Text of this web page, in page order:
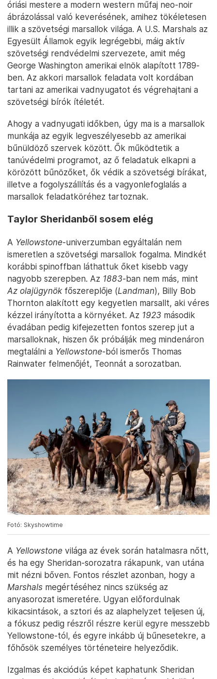
óriási mestere a modern western műfaj neo-noir
ábrázolással való keverésének, amihez tökéletesen
illik a szövetségi marsallok világa. A U.S. Marshals az
Egyesült Államok egyik legrégebbi, máig aktív
szövetségi rendvédelmi szervezete, amit még
George Washington amerikai elnök alapított 1789-
ben. Az akkori marsallok feladata volt kordában
tartani az amerikai vadnyugatot és végrehajtani a
szövetségi bírók ítéletét.
Ahogy a vadnyugati időkben, úgy ma is a marsallok
munkája az egyik legveszélyesebb az amerikai
bűnüldöző szervek között. Ők működtetik a
tanúvédelmi programot, az ő feladatuk elkapni a
körözött bűnözőket, ők védik a szövetségi bírákat,
illetve a fogolyszállítás és a vagyonlefoglalás a
marsallok feladatköréhez tartoznak.
Taylor Sheridanből sosem elég
A Yellowstone-univerzumban egyáltalán nem
ismeretlen a szövetségi marsallok fogalma. Mindkét
korábbi spinoffban láthattuk őket kisebb vagy
nagyobb szerepben. Az 1883-ban nem más, mint
Az olajügynökfőszereplője (Landman), Billy Bob
Thornton alakított egy kegyetlen marsallt, aki véres
kézzel irányította a környéket. Az 1923 második
évadában pedig kifejezetten fontos szerep jut a
marsalloknak, hiszen ők próbálják meg mindenáron
megtalálni a Yellowstone-ból ismerős Thomas
Rainwater felmenőjét, Teonnát a sorozatban.
Fotó: Skyshowtime
A Yellowstone világa az évek során hatalmasra nőtt,
és ha egy Sheridan-sorozatra rákapunk, van utána
mit nézni bőven. Fontos részlet azonban, hogy a
Marshals megértéséhez nincs szükség az
anyasorozat ismeretére. Ugyan előfordulnak
kikacsintások, a sztori és az alaphelyzet teljesen új,
a fókusz pedig részről részre kerül egyre messzebb
Yellowstone-tól, és egyre inkább új bűnesetekre, a
főhősök személyes történeteire helyeződik.
Izgalmas és akciódús képet kaphatunk Sheridan